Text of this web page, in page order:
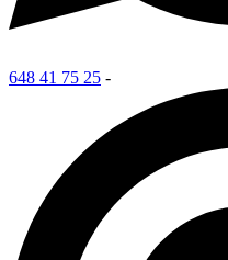
648 41 75 25 -